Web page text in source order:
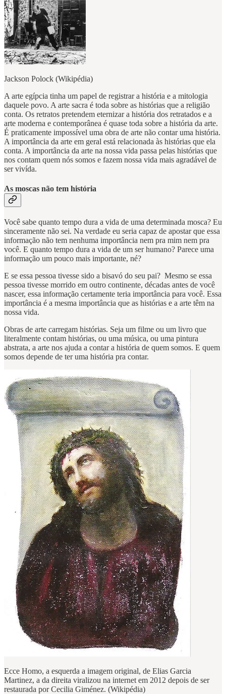
Jackson Polock (Wikipédia)
A arte egípcia tinha um papel de registrar a história e a mitologia
daquele povo. A arte sacra é toda sobre as histórias que a religião
conta. Os retratos pretendem eternizar a história dos retratados e a
arte moderna e contemporânea é quase toda sobre a história da arte.
É praticamente impossível uma obra de arte não contar uma história.
A importância da arte em geral está relacionada às histórias que ela
conta. A importância da arte na nossa vida passa pelas histórias que
nos contam quem nós somos e fazem nossa vida mais agradável de
ser vivída.
As moscas não tem história
Você sabe quanto tempo dura a vida de uma determinada mosca? Eu
sinceramente não sei. Na verdade eu seria capaz de apostar que essa
informação não tem nenhuma importância nem pra mim nem pra
você. E quanto tempo dura a vida de um ser humano? Parece uma
informação um pouco mais importante, né?
E se essa pessoa tivesse sido a bisavó do seu pai? Mesmo se essa
pessoa tivesse morrido em outro continente, décadas antes de você
nascer, essa informação certamente teria importância para você. Essa
importância é a mesma importância que as histórias e a arte têm na
nossa vida.
Obras de arte carregam histórias. Seja um filme ou um livro que
literalmente contam histórias, ou uma música, ou uma pintura
abstrata, a arte nos ajuda a contar a história de quem somos. E quem
somos depende de ter uma história pra contar.
Ecce Homo, a esquerda a imagem original, de Elias Garcia
Martinez, a da direita viralizou na internet em 2012 depois de ser
restaurada por Cecilia Giménez. (Wikipédia)